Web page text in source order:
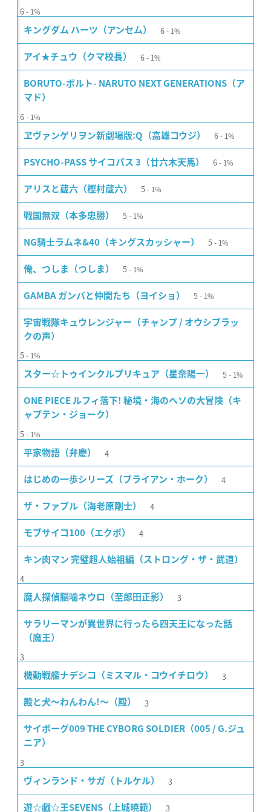
6 1%
キングダム ハーツ（アンセム） 6 1%
アイ★チュウ（クマ校長） 6 1%
BORUTO-ボルト- NARUTO NEXT GENERATIONS（ア
マド）
6 1%
ヱヴァンゲリヲン新劇場版:Q（高雄コウジ） 6 1%
PSYCHO-PASS サイコパス 3（廿六木天馬） 6 1%
アリスと蔵六（樫村蔵六） 5 1%
戦国無双（本多忠勝） 5 1%
NG騎士ラムネ&40（キングスカッシャー） 5 1%
俺、つしま（つしま） 5 1%
GAMBA ガンバと仲間たち（ヨイショ） 5 1%
宇宙戦隊キュウレンジャー（チャンプ / オウシブラッ
クの声）
5 1%
スター☆トゥインクルプリキュア（星奈陽一） 5 1%
ONE PIECE ルフィ落下! 秘境・海のヘソの大冒険（キ
ャプテン・ジョーク）
5 1%
平家物語（弁慶） 4
はじめの一歩シリーズ（ブライアン・ホーク） 4
ザ・ファブル（海老原剛士） 4
モブサイコ100（エクボ） 4
キン肉マン 完璧超人始祖編（ストロング・ザ・武道）
4
魔人探偵脳噛ネウロ（至郎田正影） 3
サラリーマンが異世界に行ったら四天王になった話
（魔王）
3
機動戦艦ナデシコ（ミスマル・コウイチロウ） 3
殿と犬〜わんわん!〜（殿） 3
サイボーグ009 THE CYBORG SOLDIER（005 / G.ジュ
ニア）
3
ヴィンランド・サガ（トルケル） 3
遊☆戯☆王SEVENS（上城暁範） 3